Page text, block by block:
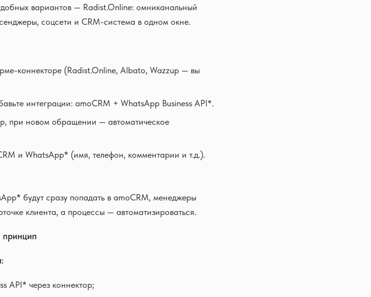
вариантов — Radist.Online: омниканальный
соцсети и CRM-система в одном окне.
коннекторе (Radist.Online, Albato, Wazzup — вы
интеграции: amoCRM + WhatsApp Business API*.
при новом обращении — автоматическое
и WhatsApp* (имя, телефон, комментарии и т.д.).
будут сразу попадать в amoCRM, менеджеры
клиента, а процессы — автоматизироваться.
принцип
API* через коннектор;